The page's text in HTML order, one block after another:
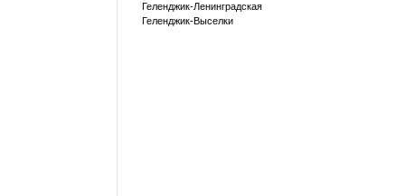
Геленджик-Ленинградская
Геленджик-Выселки